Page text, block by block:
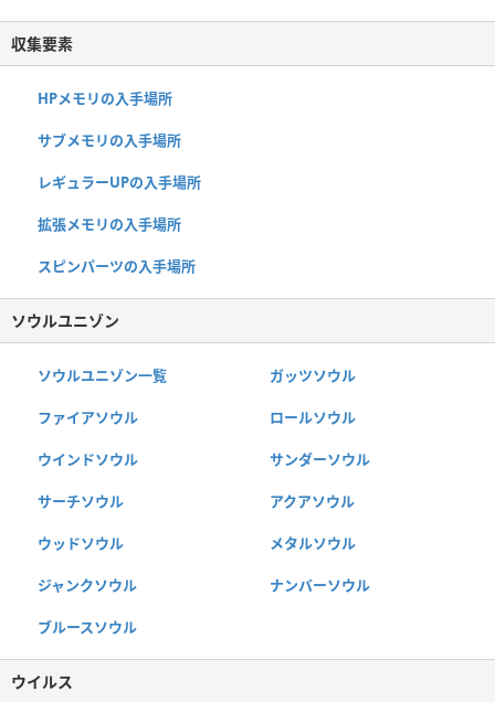
収集要素
HPメモリの入手場所
サブメモリの入手場所
レギュラーUPの入手場所
拡張メモリの入手場所
スピンパーツの入手場所
ソウルユニゾン
ソウルユニゾン一覧 ガッツソウル
ファイアソウル ロールソウル
ウインドソウル サンダーソウル
サーチソウル アクアソウル
ウッドソウル メタルソウル
ジャンクソウル ナンバーソウル
ブルースソウル
ウイルス